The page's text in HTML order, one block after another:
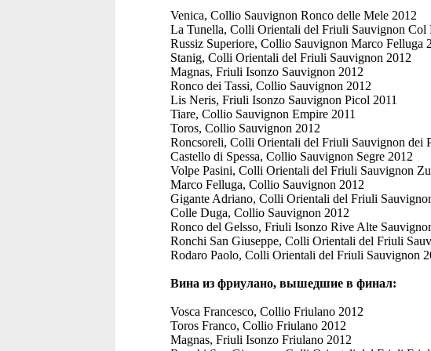
Venica, Collio Sauvignon Ronco delle Mele 2012
La Tunella, Colli Orientali del Friuli Sauvignon Col
Russiz Superiore, Collio Sauvignon Marco Felluga
Stanig, Colli Orientali del Friuli Sauvignon 2012
Magnas, Friuli Isonzo Sauvignon 2012
Ronco dei Tassi, Collio Sauvignon 2012
Lis Neris, Friuli Isonzo Sauvignon Picol 2011
Tiare, Collio Sauvignon Empire 2011
Toros, Collio Sauvignon 2012
Roncsoreli, Colli Orientali del Friuli Sauvignon dei
Castello di Spessa, Collio Sauvignon Segre 2012
Volpe Pasini, Colli Orientali del Friuli Sauvignon
Marco Felluga, Collio Sauvignon 2012
Gigante Adriano, Colli Orientali del Friuli
Colle Duga, Collio Sauvignon 2012
Ronco del Gelsso, Friuli Isonzo Rive Alte
Ronchi San Giuseppe, Colli Orientali del Friuli
Rodaro Paolo, Colli Orientali del Friuli Sauvignon
Вина из фриулано, вышедшие в финал:
Vosca Francesco, Collio Friulano 2012
Toros Franco, Collio Friulano 2012
Magnas, Friuli Isonzo Friulano 2012